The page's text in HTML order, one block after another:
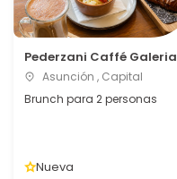
Pederzani Caffé Galeria
Asunción , Capital
Brunch para 2 personas
Nueva